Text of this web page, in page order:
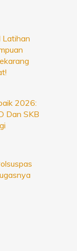
Latihan
2026:
Dan SKB